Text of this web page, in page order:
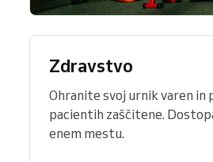
Zdravstvo
Ohranite svoj urnik varen in
pacientih zaščitene.
enem mestu.